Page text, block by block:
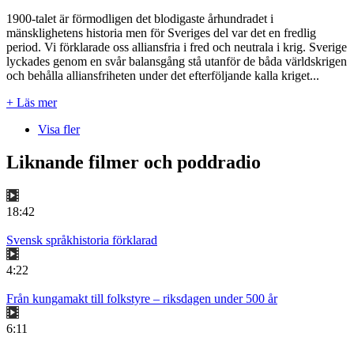
1900-talet är förmodligen det blodigaste århundradet i
mänsklighetens historia men för Sveriges del var det en fredlig
period. Vi förklarade oss alliansfria i fred och neutrala i krig. Sverige
lyckades genom en svår balansgång stå utanför de båda världskrigen
och behålla alliansfriheten under det efterföljande kalla kriget...
+ Läs mer
Visa fler
Liknande filmer och poddradio
18:42
Svensk språkhistoria förklarad
4:22
Från kungamakt till folkstyre – riksdagen under 500 år
6:11